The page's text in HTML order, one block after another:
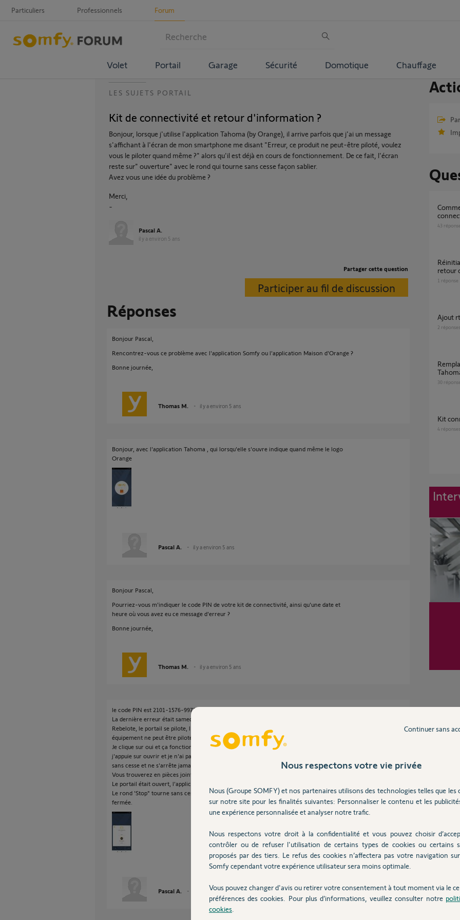
Particuliers Professionnels Forum
Volet Portail Garage Sécurité Domotique Chauffage
LES SUJETS PORTAIL
Kit de connectivité et retour d'information ?
Bonjour, lorsque j'utilise l'application Tahoma (by Orange), il arrive parfois que j'ai un message
s'affichant à l'écran de mon smartphone me disant "Erreur, ce produit ne peut-être piloté, voulez
vous le piloter quand même ?" alors qu'il est déjà en cours de fonctionnement. De ce fait, l'écran
reste sur" ouverture" avec le rond qui tourne sans cesse façon sablier.
Avez vous une idée du problème ?
Merci,
-
Pascal A.
il y a environ 5 ans
Partager cette question
Participer au fil de discussion
Réponses
Bonjour Pascal,
Rencontrez-vous ce problème avec l'application Somfy ou l'application Maison d'Orange ?
Bonne journée,
Thomas M. il y a environ 5 ans
Bonjour, avec l'application Tahoma , qui lorsqu'elle s'ouvre indique quand même le logo
Orange
Pascal A. il y a environ 5 ans
Bonjour Pascal,
Pourriez-vous m'indiquer le code PIN de votre kit de connectivité, ainsi qu'une date et
heure où vous avez eu ce message d'erreur ?
Bonne journée,
Thomas M. il y a environ 5 ans
le code PIN est 2101-1576-9972.
La dernière erreur était samedi 13/08.
Rebelote, le portail se pilote, l'application indique parfois "erreur de pilotage, votre
équipement ne peut être piloté, piloter quand même ?"
Je clique sur oui et ça fonctionne parfaitement. Ou encore l'application fonctionne,
j'appuie sur ouvrir et je n'ai pas de retour d'information, ouvrir affiche un rond qui tourne
sans cesse et ne s'arrête jamais.
Vous trouverez en pièces jointe la capture d'écran d'une erreur survenue le 10/08 à 13h54.
Le portail était ouvert, l'application affiche "fermé"
Le rond 'Stop" tourne sans cesse même une fois le portail arrêté en position ouverte ou
fermée.
Pascal A. il y a presque 5 ans
Comment installer mon nouveau Kit de
43
Réinitiatisation kit de connectivité pour
retour
1 réponse
Ajout
2 réponses
Remplacer mon kit de connectivité par
30
kit
4 réponses
Nous respectons votre vie privée
Nous (Groupe SOMFY) et nos partenaires utilisons des technologies telles que les
sur notre site pour les finalités suivantes: Personnaliser le contenu et les
une expérience personnalisée et analyser notre trafic.
Nous respectons votre droit à la confidentialité et vous pouvez choisir
contrôler ou de refuser l'utilisation de certains types de cookies ou certains
proposés par des tiers. Le refus des cookies n’affectera pas votre navigation
Somfy cependant votre expérience utilisateur sera moins optimale.
Vous pouvez changer d'avis ou retirer votre consentement à tout moment via le
préférences des cookies. Pour plus d’informations, veuillez consulter notre
cookies
Continuer sans